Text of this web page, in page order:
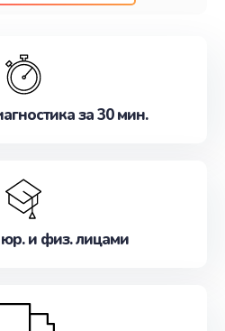
медлите записаться на
за 30 мин.
и физ. лицами